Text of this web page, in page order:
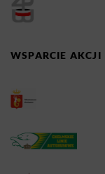
WSPARCIE AKCJI